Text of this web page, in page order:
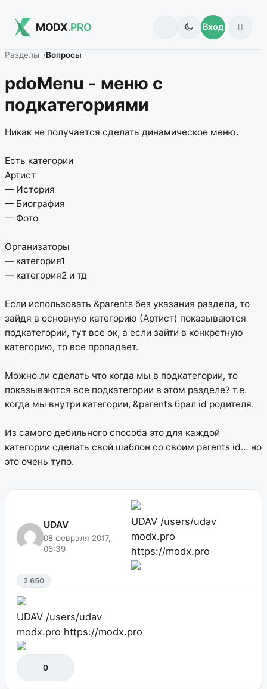
MODX.PRO Вход
Разделы Вопросы
pdoMenu - меню с
подкатегориями
Никак не получается сделать динамическое меню.
Есть категории
Артист
— История
— Биография
— Фото
Организаторы
— категория1
— категория2 и тд
Если использовать &parents без указания раздела, то
зайдя в основную категорию (Артист) показываются
подкатегории, тут все ок, а если зайти в конкретную
категорию, то все пропадает.
Можно ли сделать что когда мы в подкатегории, то
показываются все подкатегории в этом разделе? т.е.
когда мы внутри категории, &parents брал id родителя.
Из самого дебильного способа это для каждой
категории сделать свой шаблон со своим parents id… но
это очень тупо.
UDAV
08 февраля 2017,
06:39
UDAV /users/udav
modx.pro
https://modx.pro
2 650
UDAV /users/udav
modx.pro https://modx.pro
0